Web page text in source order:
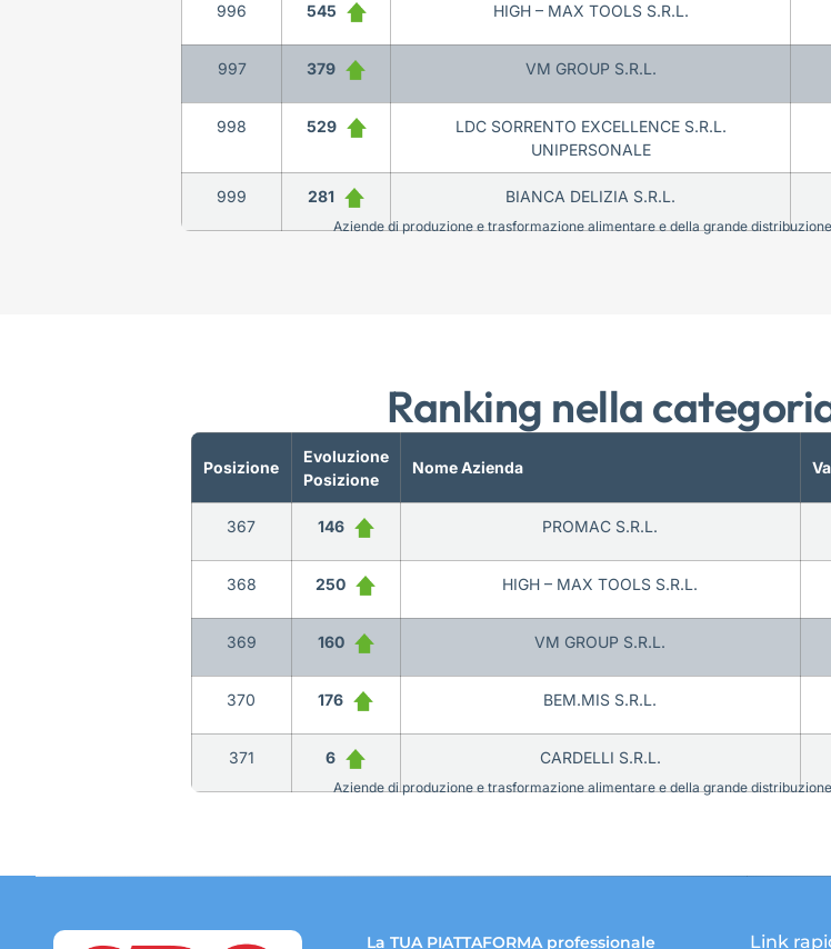
996 545 HIGH – MAX TOOLS S.R.L.
997 379 VM GROUP S.R.L.
998 529
LDC SORRENTO EXCELLENCE S.R.L.
UNIPERSONALE
999 281 BIANCA DELIZIA S.R.L.
Aziende di produzione e trasformazione alimentare e della grande
Ranking nella
Posizione
Evoluzione
Posizione
Nome Azienda
367 146 PROMAC S.R.L.
368 250 HIGH – MAX TOOLS S.R.L.
369 160 VM GROUP S.R.L.
370 176 BEM.MIS S.R.L.
371 6 CARDELLI S.R.L.
Aziende di produzione e trasformazione alimentare e della grande
La TUA PIATTAFORMA professionale Link